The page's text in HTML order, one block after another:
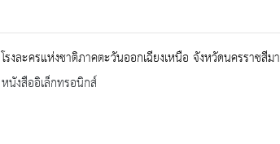
โรงละครแห่งชาติภาคตะวันออกเฉียงเหนือ จังหวัดนครราชสีมา
หนังสืออิเล็กทรอนิกส์